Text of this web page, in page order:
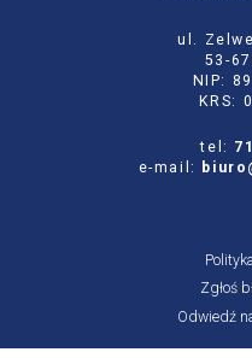
ul.
53-
NIP:
KRS:
tel:
e-mail:
Zgłoś
Odwiedź